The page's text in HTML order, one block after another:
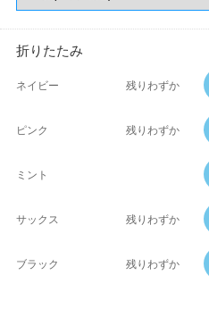
折りたたみ
ネイビー 残りわずか
ピンク 残りわずか
ミント
サックス 残りわずか
ブラック 残りわずか